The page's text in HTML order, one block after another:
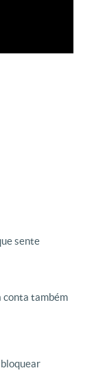
sente
conta também
bloquear